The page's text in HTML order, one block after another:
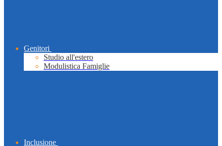
Genitori
Studio all'estero
Modulistica Famiglie
Inclusione